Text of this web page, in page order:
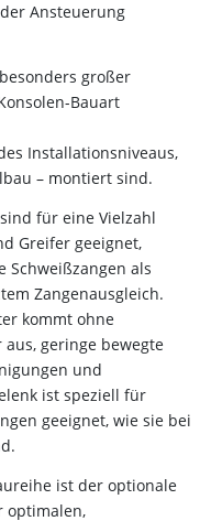
Ansteuerung
großer
Bauart
Installationsniveaus,
– montiert sind.
für eine Vielzahl
Greifer geeignet,
Schweißzangen als
Zangenausgleich.
kommt ohne
geringe bewegte
und
ist speziell für
geeignet, wie sie bei
ist der optionale
optimalen,